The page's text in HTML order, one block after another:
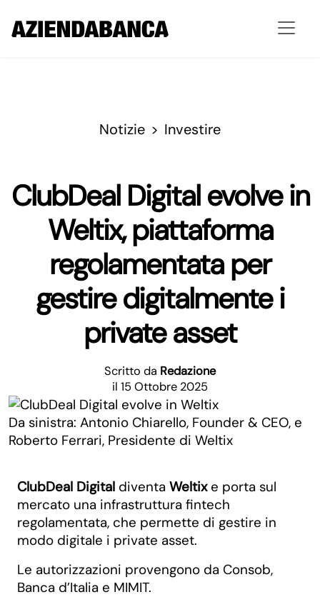
Notizie Investire
ClubDeal Digital evolve in
Weltix, piattaforma
regolamentata per
gestire digitalmente i
private asset
Scritto da Redazione
il 15 Ottobre 2025
Da sinistra: Antonio Chiarello, Founder & CEO, e
Roberto Ferrari, Presidente di Weltix
ClubDeal Digital diventa Weltixe porta sul
mercato una infrastruttura fintech
regolamentata, che permette di gestire in
modo digitale i private asset.
Le autorizzazioni provengono da Consob,
Banca d’Italia e MIMIT.